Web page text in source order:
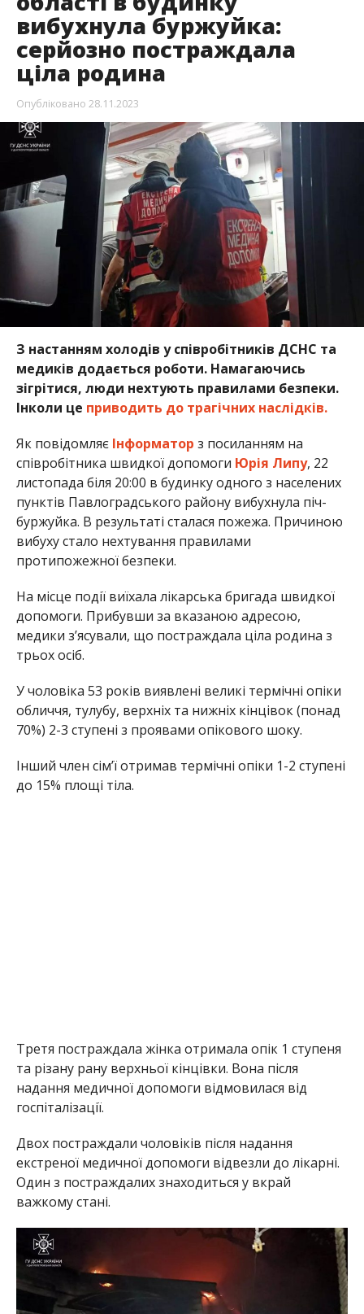
вибухнула буржуйка:
серйозно постраждала
ціла родина
Опубліковано 28.11.2023
З настанням холодів у співробітників ДСНС та
медиків додається роботи. Намагаючись
зігрітися, люди нехтують правилами безпеки.
Інколи це приводить до трагічних наслідків.
Як повідомляє Інформатор з посиланням на
співробітника швидкої допомоги Юрія Липу, 22
листопада біля 20:00 в будинку одного з населених
пунктів Павлоградського району вибухнула піч-
буржуйка. В результаті сталася пожежа. Причиною
вибуху стало нехтування правилами
протипожежної безпеки.
На місце події виїхала лікарська бригада швидкої
допомоги. Прибувши за вказаною адресою,
медики з’ясували, що постраждала ціла родина з
трьох осіб.
У чоловіка 53 років виявлені великі термічні опіки
обличчя, тулубу, верхніх та нижніх кінцівок (понад
70%) 2-3 ступені з проявами опікового шоку.
Інший член сім’ї отримав термічні опіки 1-2 ступені
до 15% площі тіла.
Третя постраждала жінка отримала опік 1 ступеня
та різану рану верхньої кінцівки. Вона після
надання медичної допомоги відмовилася від
госпіталізації.
Двох постраждали чоловіків після надання
екстреної медичної допомоги відвезли до лікарні.
Один з постраждалих знаходиться у вкрай
важкому стані.